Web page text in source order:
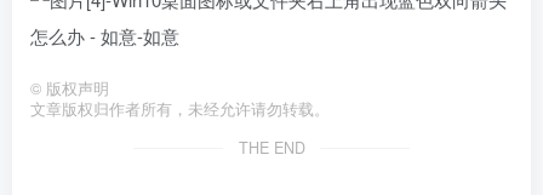
© 版权声明
文章版权归作者所有，未经允许请勿转载。
THE END